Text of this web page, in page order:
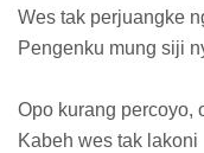
Wes tak perjuangke
Pengenku mung siji
Opo kurang percoyo,
Kabeh wes tak lakoni